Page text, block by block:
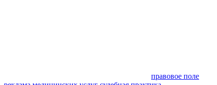
правовое поле